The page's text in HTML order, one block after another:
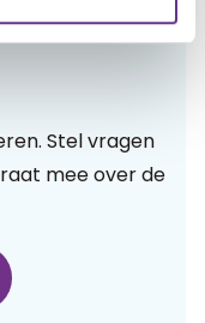
Stel vragen
mee over de